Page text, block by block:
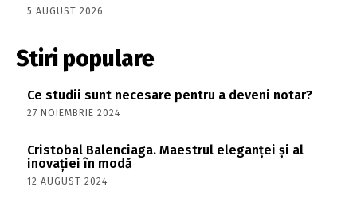
5 AUGUST 2026
Stiri populare
Ce studii sunt necesare pentru a deveni notar?
27 NOIEMBRIE 2024
Cristobal Balenciaga. Maestrul eleganței și al
inovației în modă
12 AUGUST 2024